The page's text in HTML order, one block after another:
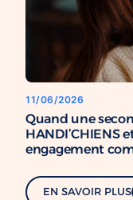
11/06/2026
Quand une
HANDI’CHIENS
engagement
EN SAVOIR PLUS